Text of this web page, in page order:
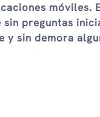
móviles.
preguntas
y sin demora